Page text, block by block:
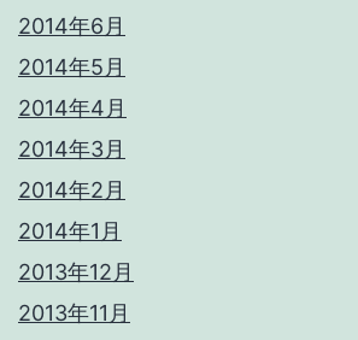
2014年6月
2014年5月
2014年4月
2014年3月
2014年2月
2014年1月
2013年12月
2013年11月